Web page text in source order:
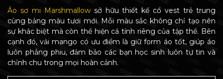
Áo sơ mi Marshmallowsở hữu thiết kế cổ vest trẻ trung
cùng bảng màu tươi mới. Mỗi màu sắc không chỉ tạo nên
sự khác biệt mà còn thể hiện cá tính riêng của tập thể. Bên
cạnh đó, vải mango có ưu điểm là giữ form áo tốt, giúp áo
luôn phẳng phiu, đảm bảo các bạn học sinh luôn tự tin và
chỉnh chu trong mọi hoàn cảnh.